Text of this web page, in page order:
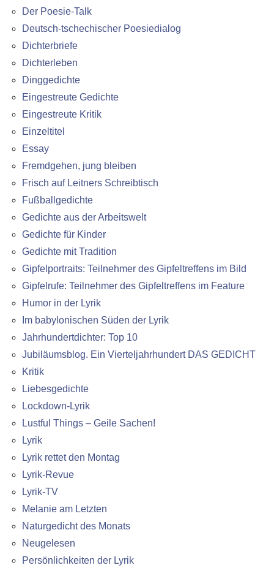
Der Poesie-Talk
Deutsch-tschechischer Poesiedialog
Dichterbriefe
Dichterleben
Dinggedichte
Eingestreute Gedichte
Eingestreute Kritik
Einzeltitel
Essay
Fremdgehen, jung bleiben
Frisch auf Leitners Schreibtisch
Fußballgedichte
Gedichte aus der Arbeitswelt
Gedichte für Kinder
Gedichte mit Tradition
Gipfelportraits: Teilnehmer des Gipfeltreffens im Bild
Gipfelrufe: Teilnehmer des Gipfeltreffens im Feature
Humor in der Lyrik
Im babylonischen Süden der Lyrik
Jahrhundertdichter: Top 10
Jubiläumsblog. Ein Vierteljahrhundert DAS GEDICHT
Kritik
Liebesgedichte
Lockdown-Lyrik
Lustful Things – Geile Sachen!
Lyrik
Lyrik rettet den Montag
Lyrik-Revue
Lyrik-TV
Melanie am Letzten
Naturgedicht des Monats
Neugelesen
Persönlichkeiten der Lyrik